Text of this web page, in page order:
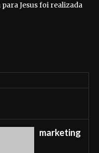
Jesus foi realizada
marketing